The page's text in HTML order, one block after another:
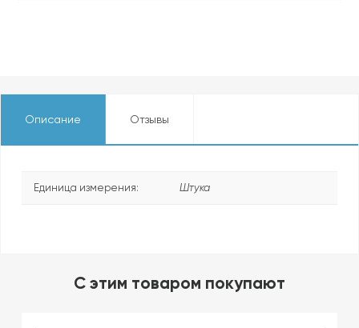
Описание Отзывы
Единица измерения: Штука
C этим товаром покупают